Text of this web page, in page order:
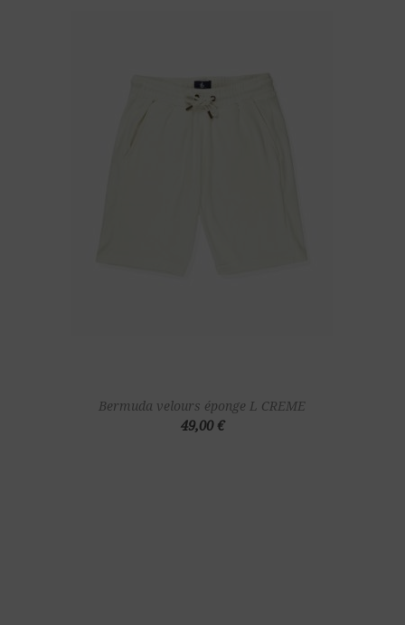
Bermuda velours éponge L CREME
49,00 €